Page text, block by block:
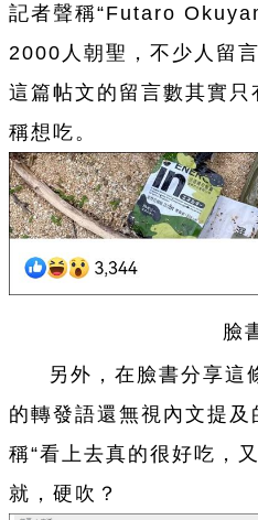
記者聲稱“Futaro
2000人朝聖，不少人留言
這篇帖文的留言數其實
稱想吃。
臉
另外，在臉書分享這
的轉發語還無視內文提及
稱“看上去真的很好吃，
就，硬吹？